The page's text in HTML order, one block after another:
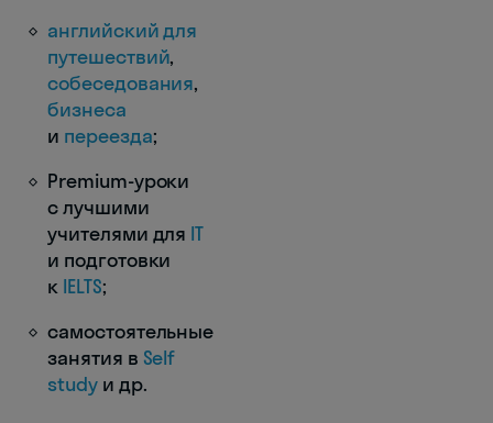
английский для
путешествий,
собеседования,
бизнеса
и переезда;
Premium-уроки
с лучшими
учителями для IT
и подготовки
к IELTS;
самостоятельные
занятия в Self
studyи др.